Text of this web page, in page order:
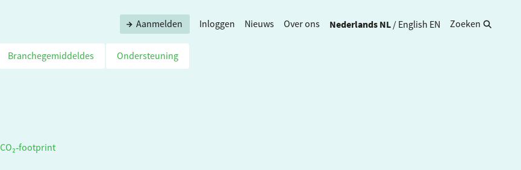
Aanmelden Inloggen Nieuws Over ons Nederlands NL / English EN Zoeken
Branchegemiddeldes Ondersteuning
CO₂‑footprint